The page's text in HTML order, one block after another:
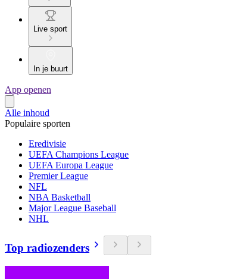
Live sport
In je buurt
App openen
Alle inhoud
Populaire sporten
Eredivisie
UEFA Champions League
UEFA Europa League
Premier League
NFL
NBA Basketball
Major League Baseball
NHL
Top radiozenders